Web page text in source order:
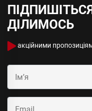
ДІЛИМОСЬ
акційними